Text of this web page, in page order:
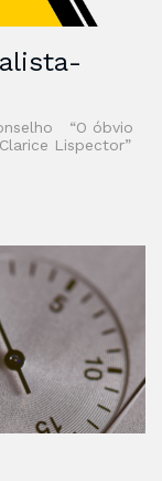
“O óbvio
Lispector”